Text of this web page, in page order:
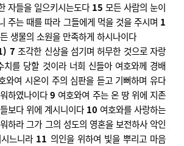
자들을 일으키시는도다 15 모든 사람의 눈이
주는 때를 따라 그들에게 먹을 것을 주시며 1
생물의 소원을 만족하게 하시나이다
7 조각한 신상을 섬기며 허무한 것으로 자랑
치를 당할 것이라 너희 신들아 여호와께 경배
와여 시온이 주의 심판을 듣고 기뻐하며 유다
하였나이다9 여호와여 주는 온 땅 위에 지존
보다 위에 계시니이다 10 여호와를 사랑하는
하라 그가 그의 성도의 영혼을 보전하사 악인
느니라 11 의인을 위하여 빛을 뿌리고 마음